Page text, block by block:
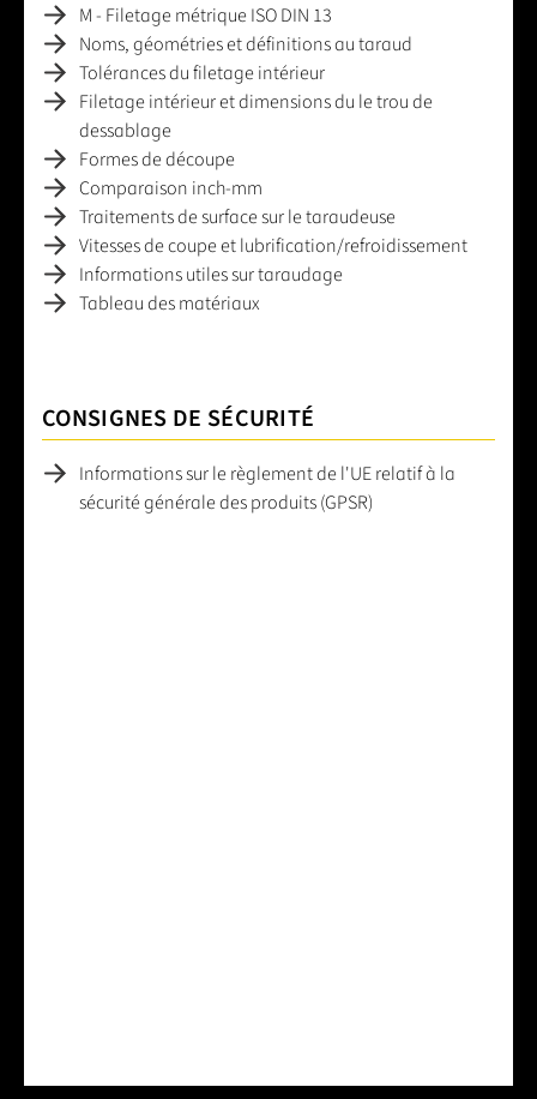
M - Filetage métrique ISO DIN 13
Noms, géométries et définitions au taraud
Tolérances du filetage intérieur
Filetage intérieur et dimensions du le trou de
dessablage
Formes de découpe
Comparaison inch-mm
Traitements de surface sur le taraudeuse
Vitesses de coupe et lubrification/refroidissement
Informations utiles sur taraudage
Tableau des matériaux
CONSIGNES DE SÉCURITÉ
Informations sur le règlement de l'UE relatif à la
sécurité générale des produits (GPSR)